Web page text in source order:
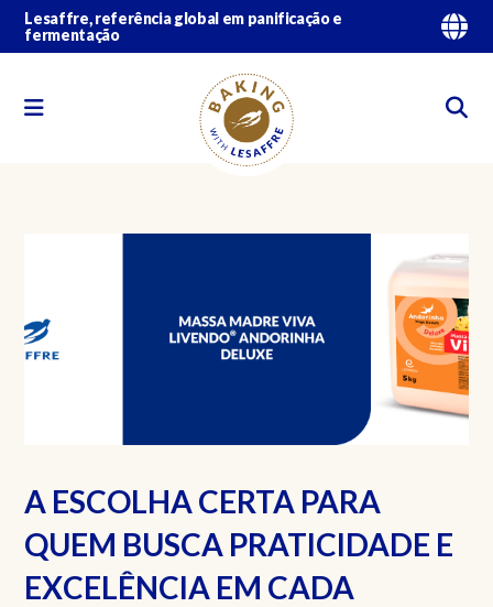
Lesaffre, referência global em panificação e
fermentação
A ESCOLHA CERTA PARA
QUEM BUSCA PRATICIDADE E
EXCELÊNCIA EM CADA